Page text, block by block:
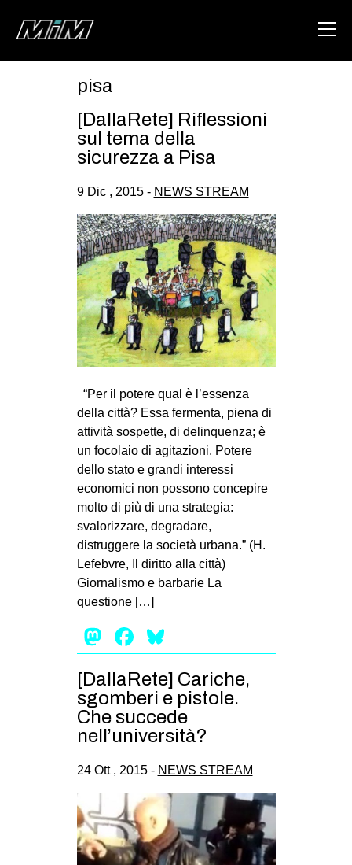
ABOUT
DEGENERAZIONE
GAZA FREESTYLE
CSOA LAMBRETTA
MSM
STUDENTI TSUNAMI
ZAM
MILANO
MOBILITAZIONI
SPAZI
SPORT POPOLARE
MOVIMENTI
AMBIENTE
ANTIFASCISMO
DIRITTO ALL’ABITARE
GENERI
MIGRAZIONI
PRECARIATO
STUDENTI
CULTURE
CINEMA
MANIFESTI
MUSICA
RECENSIONI
pisa
[DallaRete] Riflessioni
sul tema della
sicurezza a Pisa
9 Dic , 2015 - NEWS STREAM
“Per il potere qual è l’essenza
della città? Essa fermenta, piena di
attività sospette, di delinquenza; è
un focolaio di agitazioni. Potere
dello stato e grandi interessi
economici non possono concepire
molto di più di una strategia:
svalorizzare, degradare,
distruggere la società urbana.” (H.
Lefebvre, Il diritto alla città)
Giornalismo e barbarie La
questione […]
Mastodon
Facebook
[DallaRete] Cariche,
sgomberi e pistole.
Che succede
nell’università?
24 Ott , 2015 - NEWS STREAM